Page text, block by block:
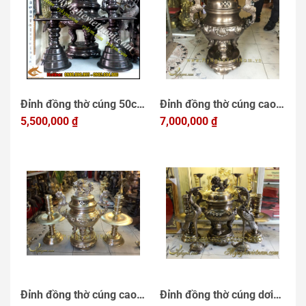
Đỉnh đồng thờ cúng 50cm
màu hun đen giả cổ
5,500,000 ₫
Đỉnh đồng thờ cúng cao
70cm.
7,000,000 ₫
Đỉnh đồng thờ cúng cao
Đỉnh đồng thờ cúng dơi